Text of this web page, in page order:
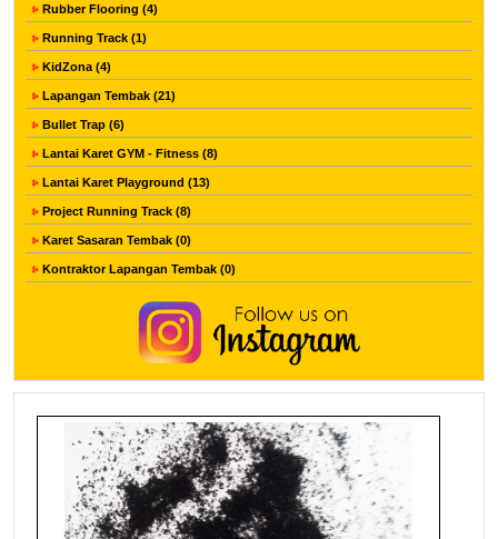
Rubber Flooring (4)
Running Track (1)
KidZona (4)
Lapangan Tembak (21)
Bullet Trap (6)
Lantai Karet GYM - Fitness (8)
Lantai Karet Playground (13)
Project Running Track (8)
Karet Sasaran Tembak (0)
Kontraktor Lapangan Tembak (0)